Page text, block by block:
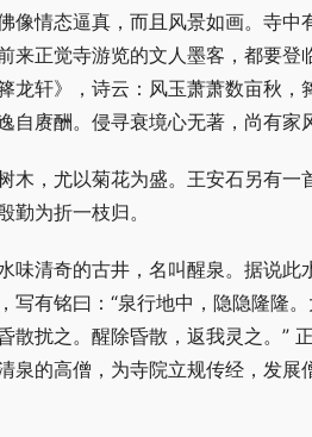
像情态逼真，而且风景如画。寺
来正觉寺游览的文人墨客，都要
龙轩》，诗云：风玉萧萧数亩秋
自赓酬。侵寻衰境心无著，尚有家
木，尤以菊花为盛。王安石另有
勤为折一枝归。
味清奇的古井，名叫醒泉。据说
写有铭曰：“泉行地中，隐隐隆隆
散扰之。醒除昏散，返我灵之。”
泉的高僧，为寺院立规传经，发